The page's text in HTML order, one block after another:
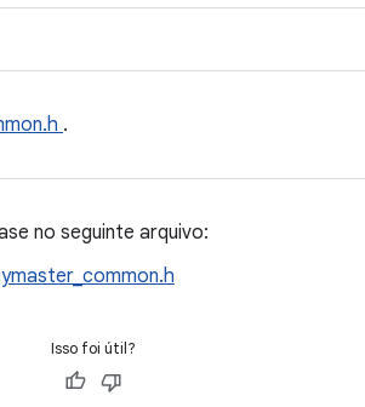
.
no seguinte arquivo:
Isso foi útil?